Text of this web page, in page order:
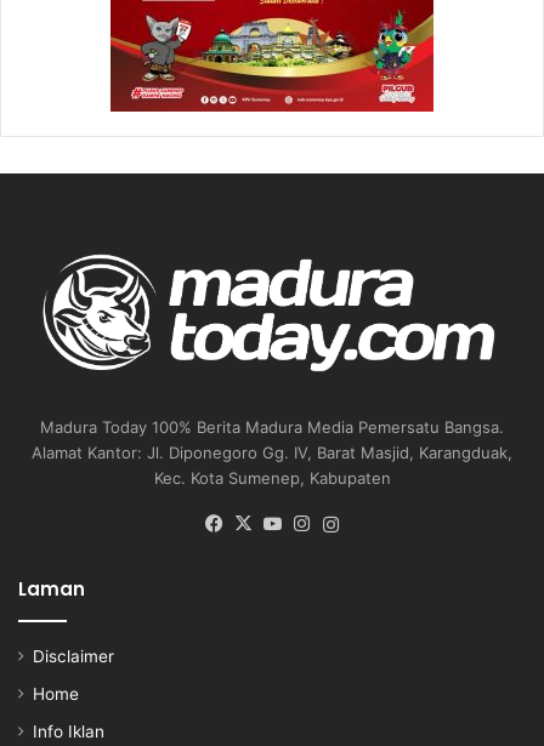
Madura Today 100% Berita Madura Media Pemersatu Bangsa.
Alamat Kantor: Jl. Diponegoro Gg. IV, Barat Masjid, Karangduak,
Kec. Kota Sumenep, Kabupaten
Facebook
X YouTubeInstagram
Laman
Disclaimer
Home
Info Iklan